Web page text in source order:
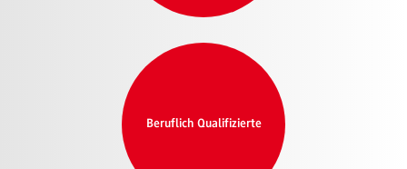
Beruflich Qualifizierte